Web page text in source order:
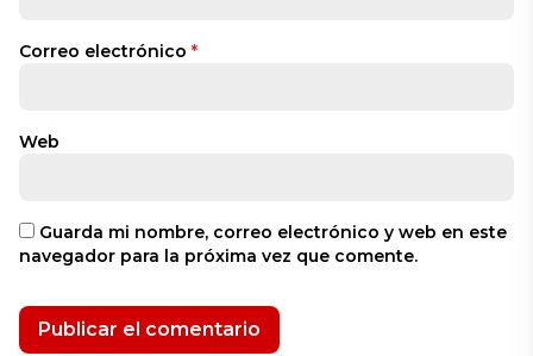
Correo electrónico *
Web
Guarda mi nombre, correo electrónico y web en este
navegador para la próxima vez que comente.